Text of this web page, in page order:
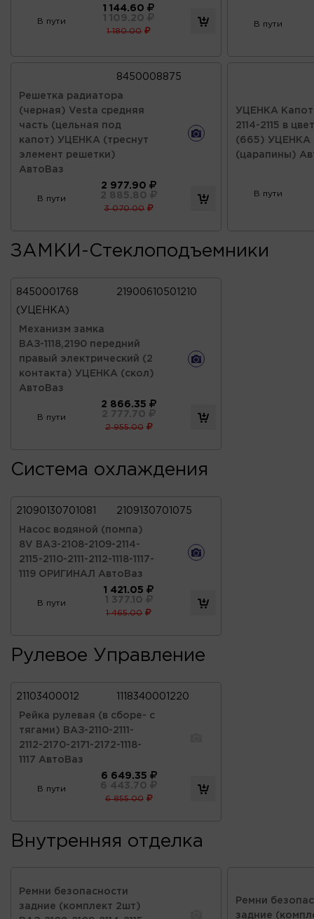
В пути
1 144.60
1 109.20
1 180.00
В пути
8450008875
Решетка радиатора
(черная) Vesta средняя
часть (цельная под
капот) УЦЕНКА (треснут
элемент решетки)
АвтоВаз
В пути
2 977.90
2 885.80
3 070.00
УЦЕНКА Капот
2114-2115 в
(665) УЦЕНКА
(царапины)
В пути
ЗАМКИ-Стеклоподъемники
8450001768
(УЦЕНКА)
21900610501210
Механизм замка
ВАЗ-1118,2190 передний
правый электрический (2
контакта) УЦЕНКА (скол)
АвтоВаз
В пути
2 866.35
2 777.70
2 955.00
Система охлаждения
21090130701081 2109130701075
Насос водяной (помпа)
8V ВАЗ-2108-2109-2114-
2115-2110-2111-2112-1118-1117-
1119 ОРИГИНАЛ АвтоВаз
В пути
1 421.05
1 377.10
1 465.00
Рулевое Управление
21103400012 1118340001220
Рейка рулевая (в сборе- с
тягами) ВАЗ-2110-2111-
2112-2170-2171-2172-1118-
1117 АвтоВаз
В пути
6 649.35
6 443.70
6 855.00
Внутренняя отделка
Ремни безопасности
задние (комплект 2шт)
Ремни
задние